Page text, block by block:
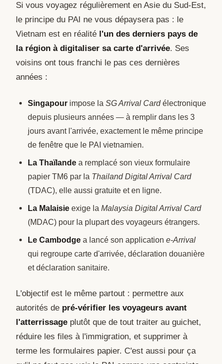
Si vous voyagez régulièrement en Asie du Sud-Est,
le principe du PAI ne vous dépaysera pas : le
Vietnam est en réalité l'un des derniers pays de
la région à digitaliser sa carte d'arrivée. Ses
voisins ont tous franchi le pas ces dernières
années :
Singapour impose la SG Arrival Cardélectronique
depuis plusieurs années — à remplir dans les 3
jours avant l'arrivée, exactement le même principe
de fenêtre que le PAI vietnamien.
La Thaïlande a remplacé son vieux formulaire
papier TM6 par la Thailand Digital Arrival Card
(TDAC), elle aussi gratuite et en ligne.
La Malaisie exige la Malaysia Digital Arrival Card
(MDAC) pour la plupart des voyageurs étrangers.
Le Cambodge a lancé son application e-Arrival
qui regroupe carte d'arrivée, déclaration douanière
et déclaration sanitaire.
L'objectif est le même partout : permettre aux
autorités de pré-vérifier les voyageurs avant
l'atterrissage plutôt que de tout traiter au guichet,
réduire les files à l'immigration, et supprimer à
terme les formulaires papier. C'est aussi pour ça